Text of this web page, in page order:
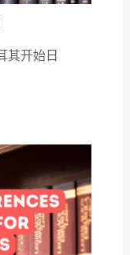
其开始日